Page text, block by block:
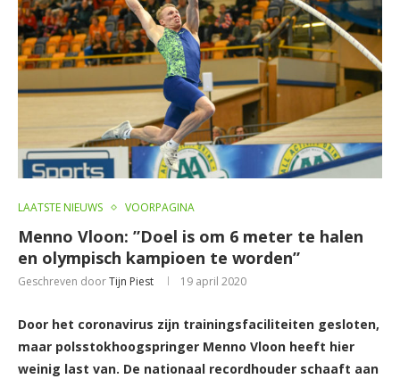
LAATSTE NIEUWS VOORPAGINA
Menno Vloon: ”Doel is om 6 meter te halen
en olympisch kampioen te worden”
Geschreven doorTijn Piest 19 april 2020
Door het coronavirus zijn trainingsfaciliteiten gesloten,
maar polsstokhoogspringer Menno Vloon heeft hier
weinig last van. De nationaal recordhouder schaaft aan